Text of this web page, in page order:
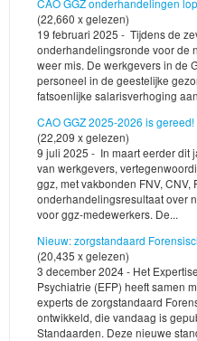
CAO GGZ onderhandelingen
(22,660 x gelezen)
19 februari 2025 - Tijdens de
onderhandelingsronde voor de
weer mis. De werkgevers in de
personeel in de geestelijke
fatsoenlijke salarisverhoging
CAO GGZ 2025-2026 is gereed!
(22,209 x gelezen)
9 juli 2025 - In maart eerder dit
van werkgevers,
ggz, met vakbonden FNV, CNV,
onderhandelingsresultaat over
voor ggz-medewerkers. De...
Nieuw: zorgstandaard
(20,435 x gelezen)
3 december 2024 - Het
Psychiatrie (EFP) heeft samen
experts de zorgstandaard
ontwikkeld, die vandaag is
Standaarden. Deze nieuwe